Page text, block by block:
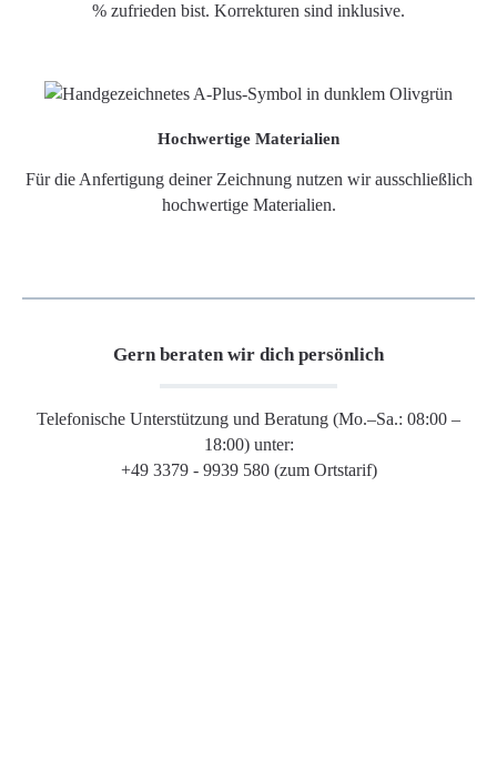
% zufrieden bist. Korrekturen sind inklusive.
Hochwertige Materialien
Für die Anfertigung deiner Zeichnung nutzen wir ausschließlich
hochwertige Materialien.
Gern beraten wir dich persönlich
Telefonische Unterstützung und Beratung (Mo.–Sa.: 08:00 –
18:00) unter:
+49 3379 - 9939 580 (zum Ortstarif)